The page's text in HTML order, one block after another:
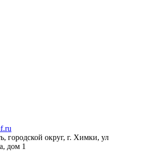
городской округ, г. Химки, ул
дом 1